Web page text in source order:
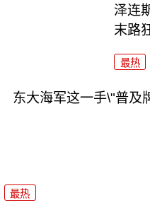
泽连
末路
最热
东大海军这一手\"普及
最热